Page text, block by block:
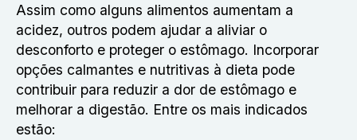
Assim como alguns alimentos aumentam a
acidez, outros podem ajudar a aliviar o
desconforto e proteger o estômago. Incorporar
opções calmantes e nutritivas à dieta pode
contribuir para reduzir a dor de estômago e
melhorar a digestão. Entre os mais indicados
estão: